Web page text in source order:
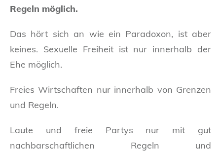
Regeln möglich.
Das hört sich an wie ein Paradoxon, ist aber
keines. Sexuelle Freiheit ist nur innerhalb der
Ehe möglich.
Freies Wirtschaften nur innerhalb von Grenzen
und Regeln.
Laute und freie Partys nur mit gut
nachbarschaftlichen Regeln und